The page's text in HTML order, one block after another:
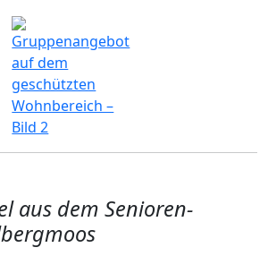
aus dem Senioren-